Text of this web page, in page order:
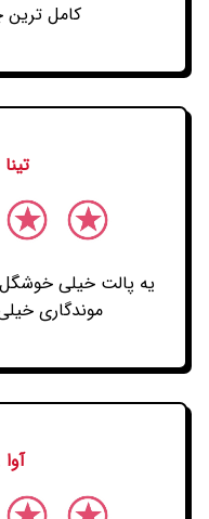
کامل ترین
یه پالت خیلی خوشگل
موندگاری